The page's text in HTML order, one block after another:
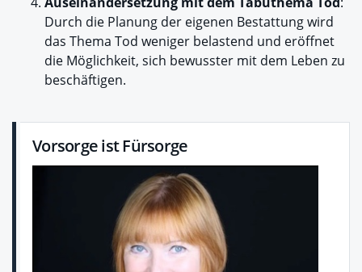
Durch die Planung der eigenen Bestattung wird
das Thema Tod weniger belastend und eröffnet
die Möglichkeit, sich bewusster mit dem Leben zu
beschäftigen.
Vorsorge ist Fürsorge